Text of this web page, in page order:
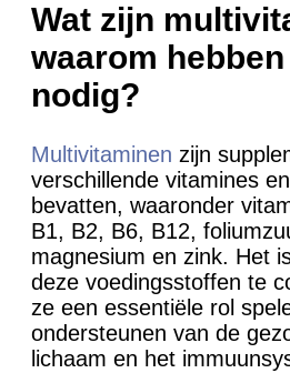
Wat zijn
waarom hebben
nodig?
Multivitaminen zijn
verschillende vitamines
bevatten, waaronder
B1, B2, B6, B12,
magnesium en zink. Het
deze voedingsstoffen te
ze een essentiële rol
ondersteunen van de
lichaam en het